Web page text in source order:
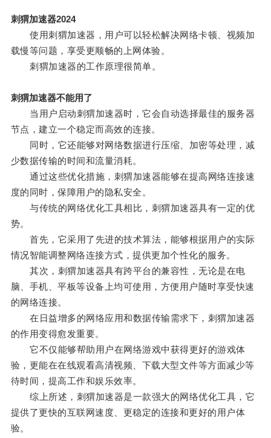
刺猬加速器2024
使用刺猬加速器，用户可以轻松解决网络卡顿、视频加
载慢等问题，享受更顺畅的上网体验。
刺猬加速器的工作原理很简单。
刺猬加速器不能用了
当用户启动刺猬加速器时，它会自动选择最佳的服务器
节点，建立一个稳定而高效的连接。
同时，它还能够对网络数据进行压缩、加密等处理，减
少数据传输的时间和流量消耗。
通过这些优化措施，刺猬加速器能够在提高网络连接速
度的同时，保障用户的隐私安全。
与传统的网络优化工具相比，刺猬加速器具有一定的优
势。
首先，它采用了先进的技术算法，能够根据用户的实际
情况智能调整网络连接方式，提供更加个性化的服务。
其次，刺猬加速器具有跨平台的兼容性，无论是在电
脑、手机、平板等设备上均可使用，方便用户随时享受快速
的网络连接。
在日益增多的网络应用和数据传输需求下，刺猬加速器
的作用变得愈发重要。
它不仅能够帮助用户在网络游戏中获得更好的游戏体
验，更能在在线观看高清视频、下载大型文件等方面减少等
待时间，提高工作和娱乐效率。
综上所述，刺猬加速器是一款强大的网络优化工具，它
提供了更快的互联网速度、更稳定的连接和更好的用户体
验。